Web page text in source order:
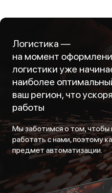
Логистика —
на момент
логистики уже
наиболее
ваш регион, что
работы
Мы заботимся о том,
работать с нами, поэтому
предмет автоматизации.